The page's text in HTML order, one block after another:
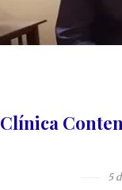
Clínica
5